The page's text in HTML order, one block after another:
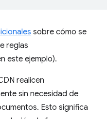
sobre cómo se
reglas
este ejemplo).
realicen
sin necesidad de
Esto significa